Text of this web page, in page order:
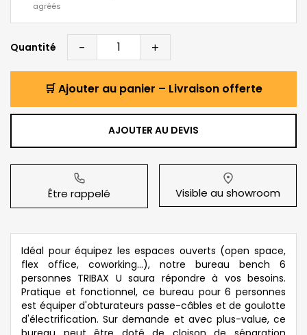
agréés
Quantité - +
🛒 Ajouter au panier – Livraison offerte
AJOUTER AU DEVIS
Être rappelé Visible au showroom
Idéal pour équipez les espaces ouverts (open space,
flex office, coworking...), notre bureau bench 6
personnes TRIBAX U saura répondre à vos besoins.
Pratique et fonctionnel, ce bureau pour 6 personnes
est équiper d'obturateurs passe-câbles et de goulotte
d'électrification. Sur demande et avec plus-value, ce